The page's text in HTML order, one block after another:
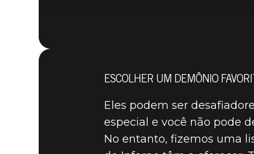
ESCOLHER UM DEMÔNIO
Eles podem ser
especial e você não pode
No entanto, fizemos uma